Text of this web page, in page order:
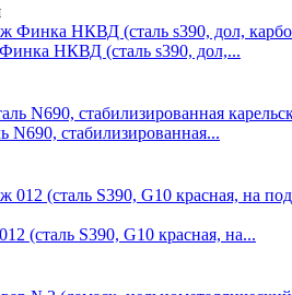
НКВД (сталь s390, дол,...
N690, стабилизированная...
(сталь S390, G10 красная, на...